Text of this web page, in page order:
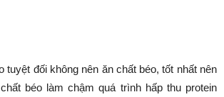
tuyệt đối không nên ăn chất béo, tốt nhất nên
béo làm chậm quá trình hấp thu protein